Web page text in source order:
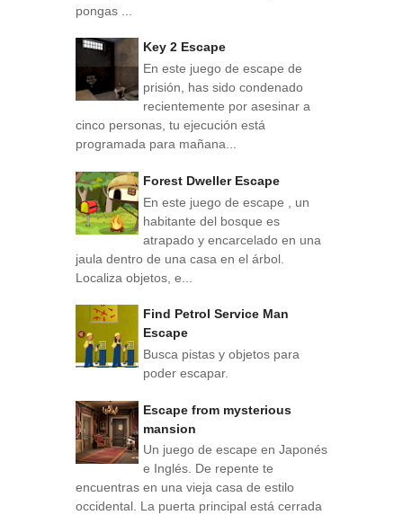
pongas ...
Key 2 Escape
En este juego de escape de
prisión, has sido condenado
recientemente por asesinar a
cinco personas, tu ejecución está
programada para mañana...
Forest Dweller Escape
En este juego de escape , un
habitante del bosque es
atrapado y encarcelado en una
jaula dentro de una casa en el árbol.
Localiza objetos, e...
Find Petrol Service Man
Escape
Busca pistas y objetos para
poder escapar.
Escape from mysterious
mansion
Un juego de escape en Japonés
e Inglés. De repente te
encuentras en una vieja casa de estilo
occidental. La puerta principal está cerrada